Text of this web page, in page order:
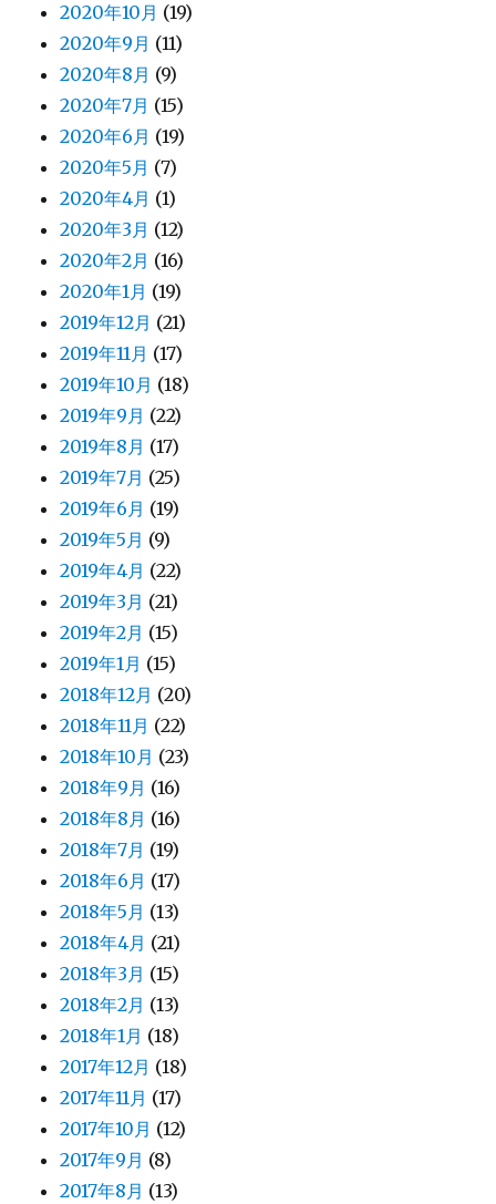
2020年10月 (19)
2020年9月 (11)
2020年8月 (9)
2020年7月 (15)
2020年6月 (19)
2020年5月 (7)
2020年4月 (1)
2020年3月 (12)
2020年2月 (16)
2020年1月 (19)
2019年12月 (21)
2019年11月 (17)
2019年10月 (18)
2019年9月 (22)
2019年8月 (17)
2019年7月 (25)
2019年6月 (19)
2019年5月 (9)
2019年4月 (22)
2019年3月 (21)
2019年2月 (15)
2019年1月 (15)
2018年12月 (20)
2018年11月 (22)
2018年10月 (23)
2018年9月 (16)
2018年8月 (16)
2018年7月 (19)
2018年6月 (17)
2018年5月 (13)
2018年4月 (21)
2018年3月 (15)
2018年2月 (13)
2018年1月 (18)
2017年12月 (18)
2017年11月 (17)
2017年10月 (12)
2017年9月 (8)
2017年8月 (13)